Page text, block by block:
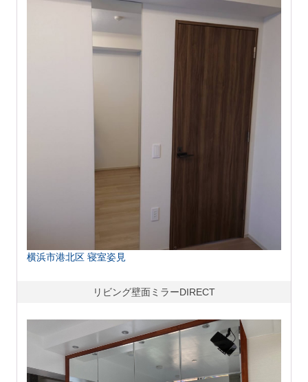
横浜市港北区 寝室姿見
リビング壁面ミラーDIRECT